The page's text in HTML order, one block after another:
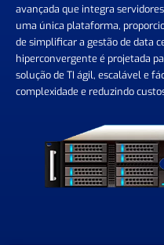
avançada que integra
uma única plataforma,
de simplificar a gestão de data
hiperconvergente é projetada
solução de TI ágil, escalável e
complexidade e reduzindo